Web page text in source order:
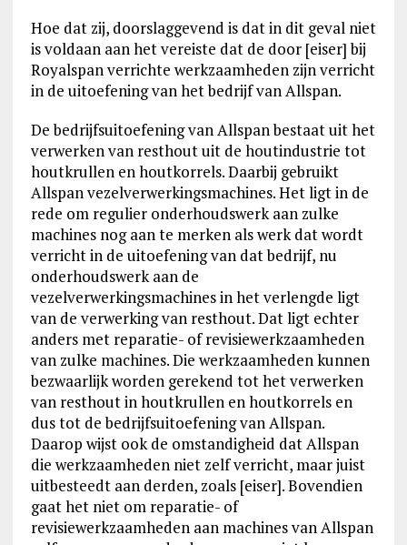
Hoe dat zij, doorslaggevend is dat in dit geval niet
is voldaan aan het vereiste dat de door [eiser] bij
Royalspan verrichte werkzaamheden zijn verricht
in de uitoefening van het bedrijf van Allspan.
De bedrijfsuitoefening van Allspan bestaat uit het
verwerken van resthout uit de houtindustrie tot
houtkrullen en houtkorrels. Daarbij gebruikt
Allspan vezelverwerkingsmachines. Het ligt in de
rede om regulier onderhoudswerk aan zulke
machines nog aan te merken als werk dat wordt
verricht in de uitoefening van dat bedrijf, nu
onderhoudswerk aan de
vezelverwerkingsmachines in het verlengde ligt
van de verwerking van resthout. Dat ligt echter
anders met reparatie- of revisiewerkzaamheden
van zulke machines. Die werkzaamheden kunnen
bezwaarlijk worden gerekend tot het verwerken
van resthout in houtkrullen en houtkorrels en
dus tot de bedrijfsuitoefening van Allspan.
Daarop wijst ook de omstandigheid dat Allspan
die werkzaamheden niet zelf verricht, maar juist
uitbesteedt aan derden, zoals [eiser]. Bovendien
gaat het niet om reparatie- of
revisiewerkzaamheden aan machines van Allspan